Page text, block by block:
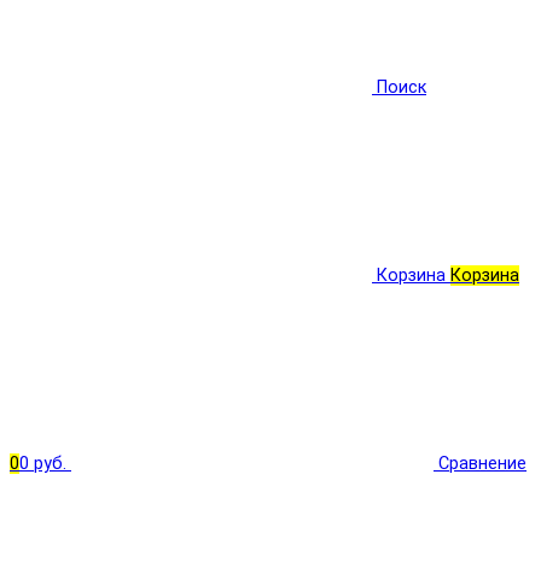
Поиск
Корзина Корзина
00 руб. Сравнение